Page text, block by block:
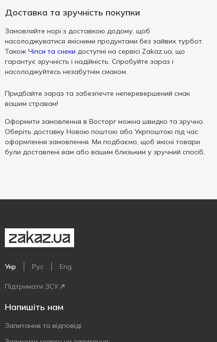
Доставка та зручність покупки
Замовляйте норі з доставкою додому, щоб
насолоджуватися якісними продуктами без зайвих турбот.
Також Чіпси та снеки доступні на сервісі Zakaz.ua, що
гарантує зручність і надійність. Спробуйте зараз і
насолоджуйтесь незабутнім смаком.
Придбайте зараз та забезпечте неперевершений смак
вашим стравам!
Оформити замовлення в Восторг можна швидко та зручно.
Оберіть доставку Новою поштою або Укрпоштою під час
оформлення замовлення. Ми подбаємо, щоб якісні товари
були доставлені вам або вашим близьким у зручний спосіб.
Укр Рус Eng
Підтримати ЗСУ
Напишіть нам
Запитання та відповіді